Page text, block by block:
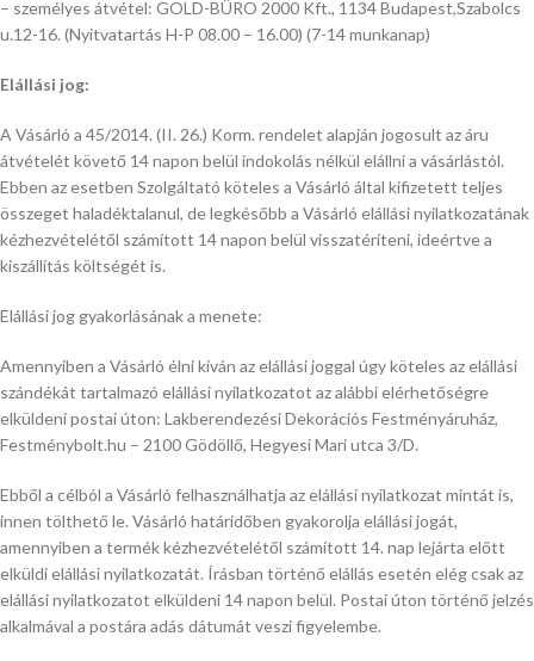
– személyes átvétel: GOLD-BÜRO 2000 Kft., 1134 Budapest,Szabolcs
u.12-16. (Nyitvatartás H-P 08.00 – 16.00) (7-14 munkanap)
Elállási jog:
A Vásárló a 45/2014. (II. 26.) Korm. rendelet alapján jogosult az áru
átvételét követő 14 napon belül indokolás nélkül elállni a vásárlástól.
Ebben az esetben Szolgáltató köteles a Vásárló által kifizetett teljes
összeget haladéktalanul, de legkésőbb a Vásárló elállási nyilatkozatának
kézhezvételétől számított 14 napon belül visszatéríteni, ideértve a
kiszállítás költségét is.
Elállási jog gyakorlásának a menete:
Amennyiben a Vásárló élni kíván az elállási joggal úgy köteles az elállási
szándékát tartalmazó elállási nyilatkozatot az alábbi elérhetőségre
elküldeni postai úton: Lakberendezési Dekorációs Festményáruház,
Festménybolt.hu – 2100 Gödöllő, Hegyesi Mari utca 3/D.
Ebből a célból a Vásárló felhasználhatja az elállási nyilatkozat mintát is,
innen tölthető le. Vásárló határidőben gyakorolja elállási jogát,
amennyiben a termék kézhezvételétől számított 14. nap lejárta előtt
elküldi elállási nyilatkozatát. Írásban történő elállás esetén elég csak az
elállási nyilatkozatot elküldeni 14 napon belül. Postai úton történő jelzés
alkalmával a postára adás dátumát veszi figyelembe.